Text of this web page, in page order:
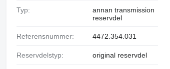
Typ:
annan transmission
reservdel
Referensnummer: 4472.354.031
Reservdelstyp: original reservdel